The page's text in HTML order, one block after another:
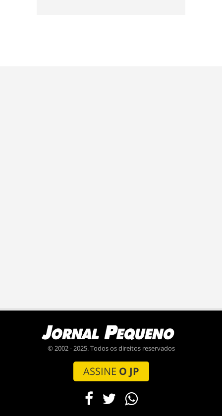
© 2002 - 2025. Todos os direitos reservados
ASSINE O JP